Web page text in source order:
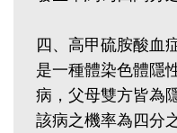
四、高甲硫胺酸血
是一種體染色體隱
病，父母雙方皆為
該病之機率為四分